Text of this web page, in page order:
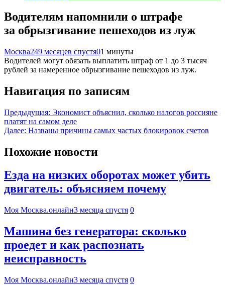
Водителям напомнили о штрафе
за обрызгивание пешеходов из луж
Москва249 месяцев спустя01 минуты
Водителей могут обязать выплатить штраф от 1 до 3 тысяч
рублей за намеренное обрызгивание пешеходов из луж.
Навигация по записям
Предыдущая: Экономист объяснил, сколько налогов россияне
платят на самом деле
Далее: Названы причины самых частых блокировок счетов
Похожие новости
Езда на низких оборотах может убить
двигатель: объясняем почему
Моя Москва.онлайн3 месяца спустя 0
Машина без генератора: сколько
проедет и как распознать
неисправность
Моя Москва.онлайн3 месяца спустя 0